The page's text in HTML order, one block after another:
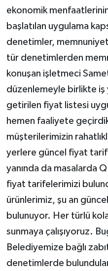
ekonomik
başlatılan uygulama
denetimler,
tür denetimlerden
konuşan işletmeci
düzenlemeyle birlikte iş
getirilen fiyat listesi
hemen faaliyete
müşterilerimizin
yerlere güncel fiyat
yanında da masalarda
fiyat tarifelerimizi
ürünlerimiz, şu an
bulunuyor. Her türlü
sunmaya çalışıyoruz.
Belediyemize bağlı
denetimlerde